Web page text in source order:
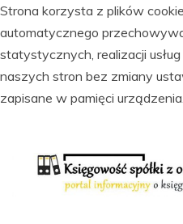
Strona korzysta z plików
automatycznego
statystycznych, realizacji
naszych stron bez zmiany
zapisane w pamięci urządzenia.